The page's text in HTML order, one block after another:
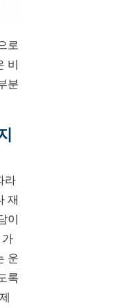
로
비
분
라
재
이
운
록